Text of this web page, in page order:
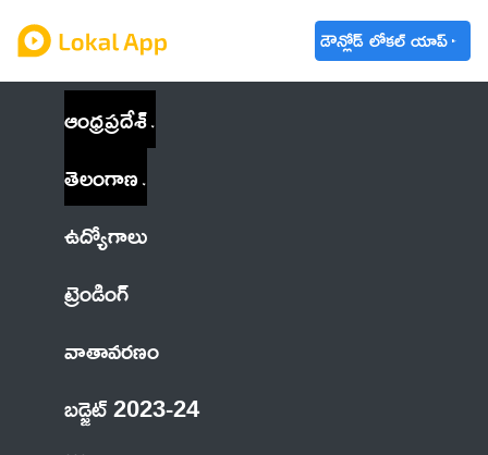
డౌన్లోడ్ లోకల్ యాప్
ఆంధ్రప్రదేశ్
తెలంగాణ
ఉద్యోగాలు
ట్రెండింగ్
వాతావరణం
బడ్జెట్ 2023-24